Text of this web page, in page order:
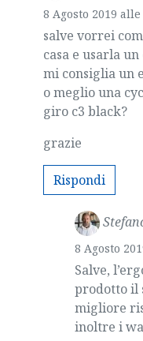
8 Agosto 2019 alle
salve vorrei
casa e usarla
mi consiglia un
o meglio una
giro c3 black?
grazie
Rispondi
8 Agosto
Salve,
prodotto il
migliore
inoltre i